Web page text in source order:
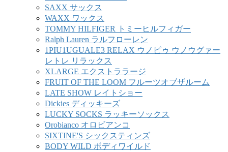
SAXX サックス
WAXX ワックス
TOMMY HILFIGER トミーヒルフィガー
Ralph Lauren ラルフローレン
1PIU1UGUALE3 RELAX ウノピゥ ウノウグァー
レトレ リラックス
XLARGE エクストララージ
FRUIT OF THE LOOM フルーツオブザルーム
LATE SHOW レイトショー
Dickies ディッキーズ
LUCKY SOCKS ラッキーソックス
Orobianco オロビアンコ
SIXTINE'S シックスティンズ
BODY WILD ボディワイルド